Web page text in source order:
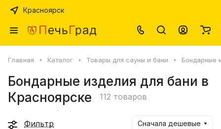
Красноярск
Главная Каталог Товары для сауны и бани Бондарные
Бондарные изделия для бани в
Красноярске
112 товаров
Фильтр Сначала дешевые